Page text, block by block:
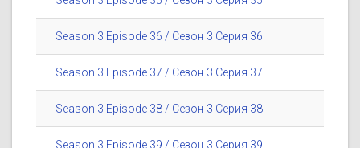
Season 3 Episode 36 / Сезон 3 Серия 36
Season 3 Episode 37 / Сезон 3 Серия 37
Season 3 Episode 38 / Сезон 3 Серия 38
Season 3 Episode 39 / Сезон 3 Серия 39